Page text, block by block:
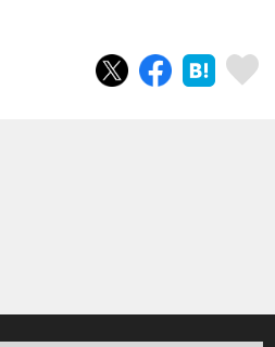
ツイートシェア はてブ